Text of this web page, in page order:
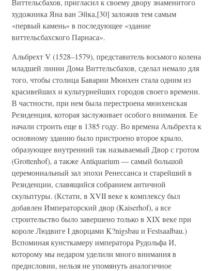
Виттельсбахов, пригласил к своему двору знаменитого
художника Яна ван Эйка,[30] заложив тем самым
«первый камень» в последующее «здание
виттельсбахского Парнаса».
Альбрехт V (1528–1579), представитель восьмого колена
младшей линии Дома Виттельсбахов, сделал немало для
того, чтобы столица Баварии Мюнхен стала одним из
красивейших и культурнейших городов своего времени.
В частности, при нем была перестроена мюнхенская
Резиденция, которая заслуживает особого внимания. Ее
начали строить еще в 1385 году. Во времена Альбрехта к
основному зданию было пристроено второе крыло,
образующее внутренний так называемый Двор с гротом
(Grottenhof), а также Antiquarium — самый большой
церемониальный зал эпохи Ренессанса и старейший в
Резиденции, славящийся собранием античной
скульптуры. (Кстати, в XVII веке к комплексу был
добавлен Императорский двор (Kaiserhof), а все
строительство было завершено только в XIX веке при
короле Людвиге I дворцами K?nigsbau и Festsaalbau.)
Вспоминая кунсткамеру императора Рудольфа И,
которому мы недаром уделили много внимания в
предисловии, нельзя не упомянуть аналогичное